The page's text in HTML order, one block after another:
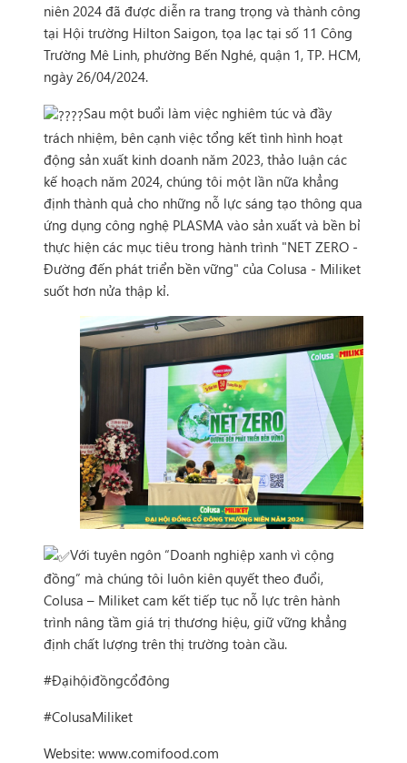
niên 2024 đã được diễn ra trang trọng và thành công
tại Hội trường Hilton Saigon, tọa lạc tại số 11 Công
Trường Mê Linh, phường Bến Nghé, quận 1, TP. HCM,
ngày 26/04/2024.
Sau một buổi làm việc nghiêm túc và đầy
trách nhiệm, bên cạnh việc tổng kết tình hình hoạt
động sản xuất kinh doanh năm 2023, thảo luận các
kế hoạch năm 2024, chúng tôi một lần nữa khẳng
định thành quả cho những nỗ lực sáng tạo thông qua
ứng dụng công nghệ PLASMA vào sản xuất và bền bỉ
thực hiện các mục tiêu trong hành trình "NET ZERO -
Đường đến phát triển bền vững" của Colusa - Miliket
suốt hơn nửa thập kỉ.
Với tuyên ngôn “Doanh nghiệp xanh vì cộng
đồng” mà chúng tôi luôn kiên quyết theo đuổi,
Colusa – Miliket cam kết tiếp tục nỗ lực trên hành
trình nâng tầm giá trị thương hiệu, giữ vững khẳng
định chất lượng trên thị trường toàn cầu.
#Đạihộiđồngcổđông
#ColusaMiliket
Website: www.comifood.com